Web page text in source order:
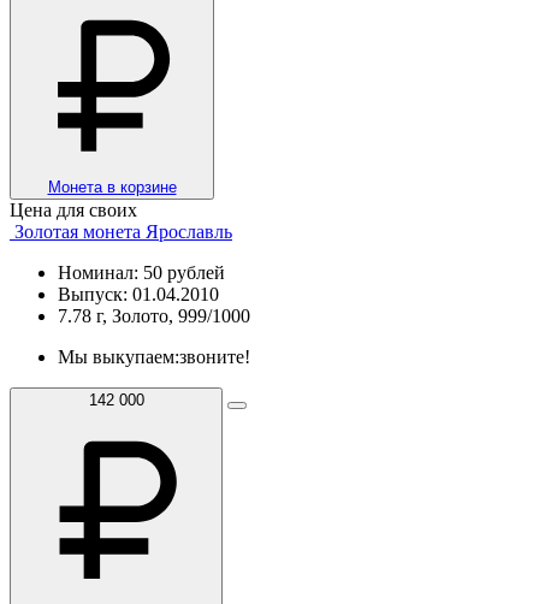
Монета в корзине
Цена для своих
Золотая монета Ярославль
Номинал: 50 рублей
Выпуск: 01.04.2010
7.78 г, Золото, 999/1000
Мы выкупаем:звоните!
142 000